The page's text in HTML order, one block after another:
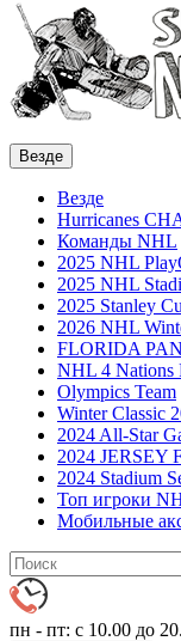
Везде
Везде
Hurricanes
Команды NHL
2025 NHL
2025 NHL
2025 Stanley
2026 NHL
FLORIDA
NHL 4 Nations
Olympics Team
Winter Classic
2024 All-Star
2024 JERSEY
2024 Stadium
Топ игроки
Мобильные
пн - пт: с 10.00 до